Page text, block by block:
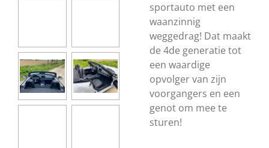
sportauto met een
waanzinnig
weggedrag! Dat maakt
de 4de generatie tot
een waardige
opvolger van zijn
voorgangers en een
genot om mee te
sturen!